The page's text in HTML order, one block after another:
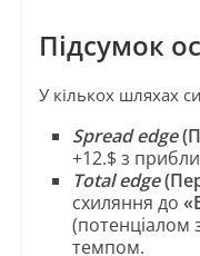
Підсумок
У кількох шляхах
Spread edge
+12.$ з
Total edge
схиляння до
(потенціалом
темпом.